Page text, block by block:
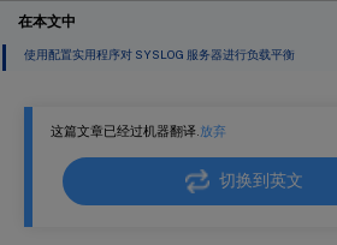
这篇文章已经过机器翻译.放弃
切换到英文
在本文中
使用配置实用程序对 SYSLOG 服务器进行负载平衡